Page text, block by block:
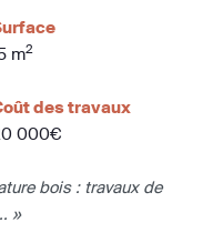
m2
des travaux
000€
bois : travaux de
»